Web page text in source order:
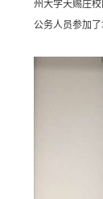
州大学天赐庄
公务人员参加了